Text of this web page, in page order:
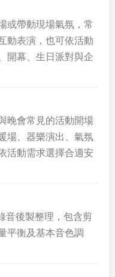
或帶動現場氣氛，常
動表演，也可依活動
開幕、生日派對與企
晚會常見的活動開場
場、器樂演出、氣氛
活動需求選擇合適安
音後製整理，包含剪
平衡及基本音色調